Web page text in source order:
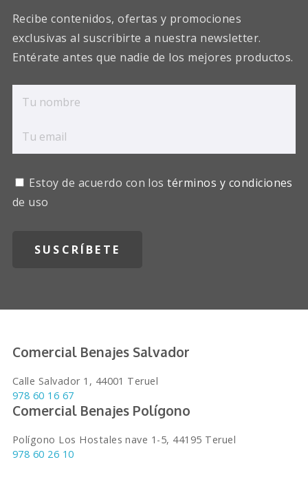
Recibe contenidos, ofertas y promociones
exclusivas al suscribirte a nuestra newsletter.
Entérate antes que nadie de los mejores productos.
Estoy de acuerdo con lostérminos y condiciones
de uso
Comercial Benajes Salvador
Calle Salvador 1, 44001 Teruel
978 60 16 67
Comercial Benajes Polígono
Polígono Los Hostales nave 1-5, 44195 Teruel
978 60 26 10